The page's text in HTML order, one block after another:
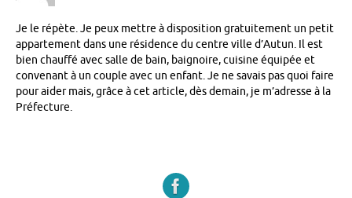
Je le répète. Je peux mettre à disposition gratuitement un petit
appartement dans une résidence du centre ville d’Autun. Il est
bien chauffé avec salle de bain, baignoire, cuisine équipée et
convenant à un couple avec un enfant. Je ne savais pas quoi faire
pour aider mais, grâce à cet article, dès demain, je m’adresse à la
Préfecture.